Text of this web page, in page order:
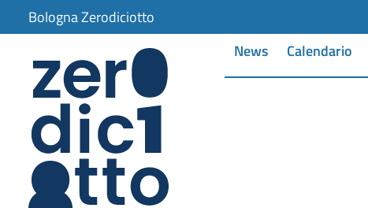
Bologna Zerodiciotto
News Calendario